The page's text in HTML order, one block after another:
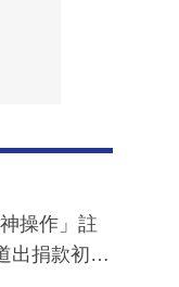
操作」註
出捐款初